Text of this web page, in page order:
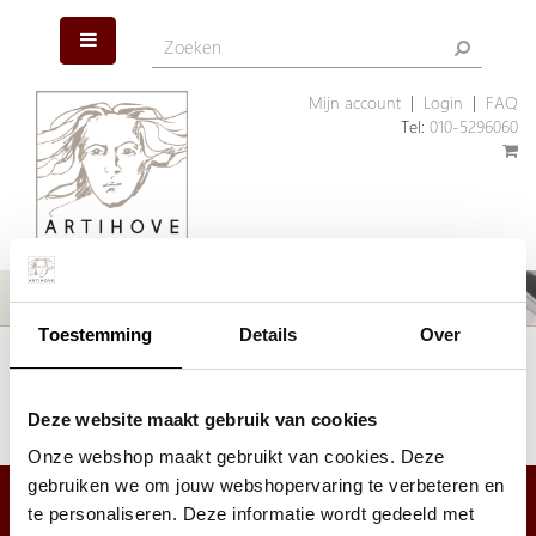
Toestemming Details Over
Deze website maakt gebruik van cookies
Onze webshop maakt gebruikt van cookies. Deze
gebruiken we om jouw webshopervaring te verbeteren en
te personaliseren. Deze informatie wordt gedeeld met
Mijn account| Login
FAQ
Tel: 010-5296060
Het artikel dat u zoekt is helaas niet meer aanwezig. Wellicht kunnen
Klik hier om ons assortiment geschenken te bekijken.